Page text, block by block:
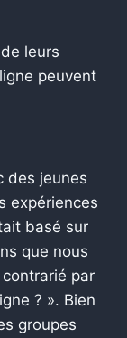
leurs
peuvent
des jeunes
expériences
basé sur
que nous
par
? ». Bien
groupes